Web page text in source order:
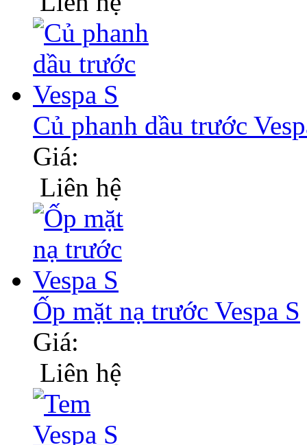
Củ phanh dầu trước
Giá:
Liên hệ
Ốp mặt nạ trước Vespa S
Giá:
Liên hệ